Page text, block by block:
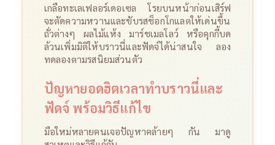
เกลือทะเลเฟลอร์เดอเซล โรยบนหน้าก่อนเสิร์ฟ
จะตัดความหวานและขับรสช็อกโกแลตให้เด่นขึ้น
ถั่วต่างๆ ผลไม้แห้ง มาร์ชเมลโลว์ หรือคุกกี้บด
ล้วนเพิ่มมิติให้บราวนี่และฟัดจ์ได้น่าสนใจ ลอง
ทดลองตามรสนิยมส่วนตัว
ปัญหายอดฮิตเวลาทำบราวนี่และ
ฟัดจ์ พร้อมวิธีแก้ไข
มือใหม่หลายคนเจอปัญหาคล้ายๆ กัน มาดู